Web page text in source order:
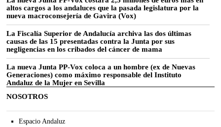
altos cargos a los andaluces que la pasada legislatura por la
nueva macroconsejería de Gavira (Vox)
La Fiscalía Superior de Andalucía archiva las dos últimas
causas de las 15 presentadas contra la Junta por sus
negligencias en los cribados del cáncer de mama
La nueva Junta PP-Vox coloca a un hombre (ex de Nuevas
Generaciones) como máximo responsable del Instituto
Andaluz de la Mujer en Sevilla
NOSOTROS
Espacio Andaluz